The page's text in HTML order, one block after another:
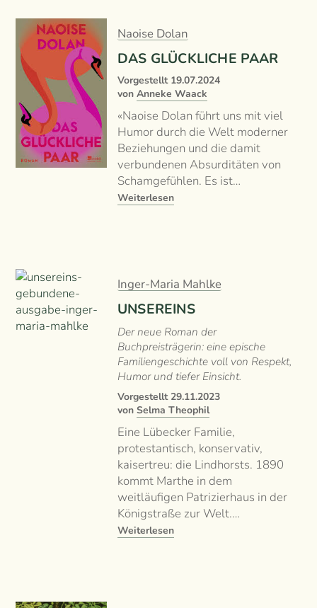
Naoise Dolan
DAS GLÜCKLICHE PAAR
Vorgestellt 19.07.2024
von Anneke Waack
«Naoise Dolan führt uns mit viel
Humor durch die Welt moderner
Beziehungen und die damit
verbundenen Absurditäten von
Schamgefühlen. Es ist…
Weiterlesen
Inger-Maria Mahlke
UNSEREINS
Der neue Roman der
Buchpreisträgerin: eine epische
Familiengeschichte voll von Respekt,
Humor und tiefer Einsicht.
Vorgestellt 29.11.2023
von Selma Theophil
Eine Lübecker Familie,
protestantisch, konservativ,
kaisertreu: die Lindhorsts. 1890
kommt Marthe in dem
weitläufigen Patrizierhaus in der
Königstraße zur Welt.…
Weiterlesen